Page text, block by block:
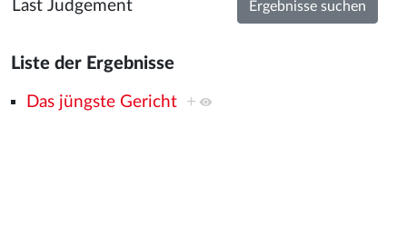
Liste der Ergebnisse
Das jüngste Gericht +